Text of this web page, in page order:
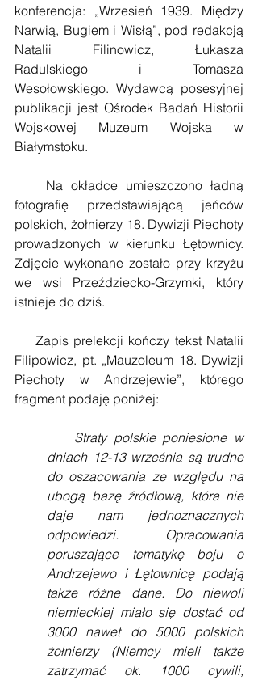
konferencja: „Wrzesień 1939. Między
Narwią, Bugiem i Wisłą”, pod redakcją
Natalii Filinowicz, Łukasza
Radulskiego i Tomasza
Wesołowskiego. Wydawcą posesyjnej
publikacji jest Ośrodek Badań Historii
Wojskowej Muzeum Wojska w
Białymstoku.
fotografię przedstawiającą jeńców
polskich, żołnierzy 18. Dywizji Piechoty
prowadzonych w kierunku Łętownicy.
Zdjęcie wykonane zostało przy krzyżu
we wsi Przeździecko-Grzymki, który
istnieje do dziś.
Filipowicz, pt. „Mauzoleum 18. Dywizji
Piechoty w Andrzejewie”, którego
fragment podaję poniżej:
Straty polskie poniesione w
dniach 12-13 września są trudne
do oszacowania ze względu na
ubogą bazę źródłową, która nie
daje nam jednoznacznych
odpowiedzi. Opracowania
poruszające tematykę boju o
Andrzejewo i Łętownicę podają
także różne dane. Do niewoli
niemieckiej miało się dostać od
3000 nawet do 5000 polskich
żołnierzy (Niemcy mieli także
zatrzymać ok. 1000 cywili,